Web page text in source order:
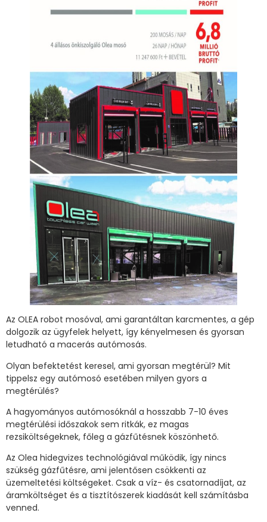
Az OLEA robot mosóval, ami garantáltan karcmentes, a gép
dolgozik az ügyfelek helyett, így kényelmesen és gyorsan
letudható a macerás autómosás.
Olyan befektetést keresel, ami gyorsan megtérül? Mit
tippelsz egy autómosó esetében milyen gyors a
megtérülés?
A hagyományos autómosóknál a hosszabb 7-10 éves
megtérülési időszakok sem ritkák, ez magas
rezsiköltségeknek, főleg a gázfűtésnek köszönhető.
Az Olea hidegvizes technológiával működik, így nincs
szükség gázfűtésre, ami jelentősen csökkenti az
üzemeltetési költségeket. Csak a víz- és csatornadíjat, az
áramköltséget és a tisztítószerek kiadását kell számításba
venned.